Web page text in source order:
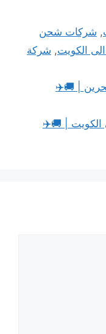
, شركات شحن
الكويت, شركة
| 🚚✈️
| 🚚✈️